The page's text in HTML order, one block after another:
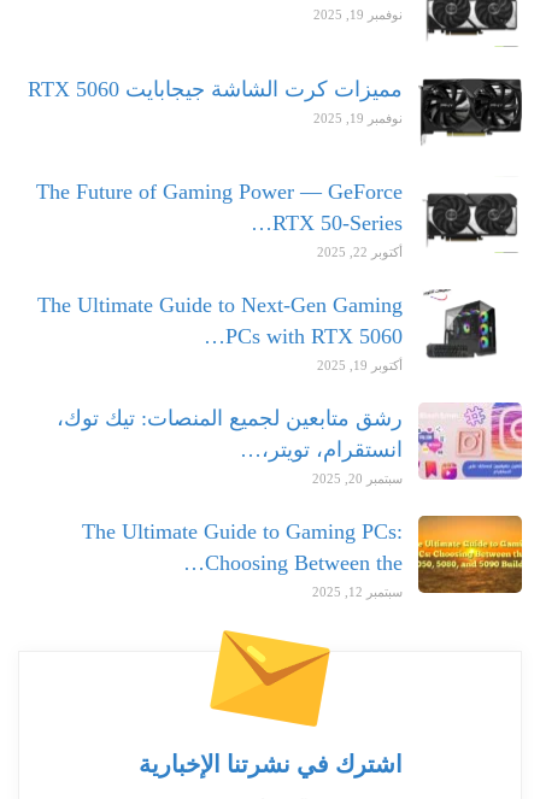
نوفمبر 19, 2025
مميزات كرت الشاشة جيجابايت RTX 5060
نوفمبر 19, 2025
The Future of Gaming Power — GeForce
RTX 50-Series…
أكتوبر 22, 2025
The Ultimate Guide to Next-Gen Gaming
PCs with RTX 5060…
أكتوبر 19, 2025
رشق متابعين لجميع المنصات: تيك توك،
انستقرام، تويتر،…
سبتمبر 20, 2025
The Ultimate Guide to Gaming PCs:
Choosing Between the…
سبتمبر 12, 2025
اشترك في نشرتنا الإخبارية